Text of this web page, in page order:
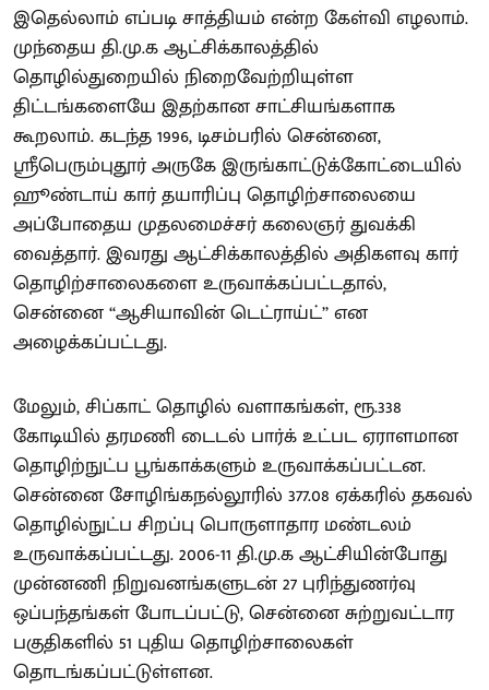
இதெல்லாம் எப்படி சாத்தியம் என்ற கேள்வி எழலாம்.
முந்தைய தி.மு.க ஆட்சிக்காலத்தில்
தொழில்துறையில் நிறைவேற்றியுள்ள
திட்டங்களையே இதற்கான சாட்சியங்களாக
கூறலாம். கடந்த 1996, டிசம்பரில் சென்னை,
ஸ்ரீபெரும்புதூர் அருகே இருங்காட்டுக்கோட்டையில்
ஹூண்டாய் கார் தயாரிப்பு தொழிற்சாலையை
அப்போதைய முதலமைச்சர் கலைஞர் துவக்கி
வைத்தார். இவரது ஆட்சிக்காலத்தில் அதிகளவு கார்
தொழிற்சாலைகளை உருவாக்கப்பட்டதால்,
சென்னை ‘‘ஆசியாவின் டெட்ராய்ட்’’ என
அழைக்கப்பட்டது.
மேலும், சிப்காட் தொழில் வளாகங்கள், ரூ.338
கோடியில் தரமணி டைடல் பார்க் உட்பட ஏராளமான
தொழிற்நுட்ப பூங்காக்களும் உருவாக்கப்பட்டன.
சென்னை சோழிங்கநல்லூரில் 377.08 ஏக்கரில் தகவல்
தொழில்நுட்ப சிறப்பு பொருளாதார மண்டலம்
உருவாக்கப்பட்டது. 2006-11 தி.மு.க ஆட்சியின்போது
முன்னணி நிறுவனங்களுடன் 27 புரிந்துணர்வு
ஒப்பந்தங்கள் போடப்பட்டு, சென்னை சுற்றுவட்டார
பகுதிகளில் 51 புதிய தொழிற்சாலைகள்
தொடங்கப்பட்டுள்ளன.